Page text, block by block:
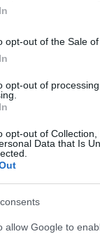
opt-out of the Sale
opt-out of
opt-out of
Data that Is
allow Google to